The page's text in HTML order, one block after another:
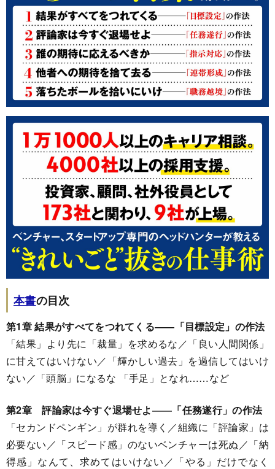
本書の目次
第1章 結果がすべてをつれてくる――「目標設定」の作法
「結果」より先に「裁量」を求めるな／「良い人間関係」
に甘えてはいけない／「輝かしい過去」を過信してはいけ
ない／「頭脳」になるな 「手足」となれ……など
第2章 評論家は今すぐ退場せよ――「任務遂行」の作法
「セカンドペンギン」が群れを導く／組織に「評論家」は
必要ない／「スピード感」のないベンチャーは死ぬ／「納
得感」なんて、求めてはいけない／「やる」だけでなく